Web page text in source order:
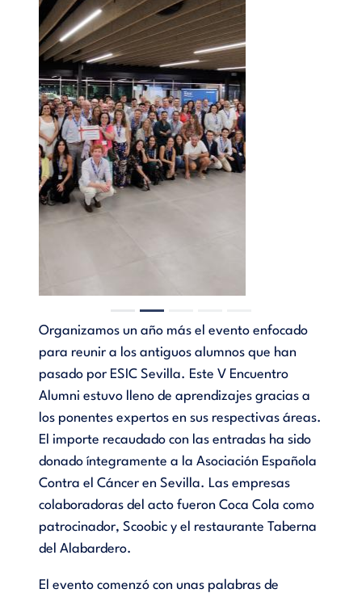
Organizamos un año más el evento enfocado
para reunir a los antiguos alumnos que han
pasado por ESIC Sevilla. Este V Encuentro
Alumni estuvo lleno de aprendizajes gracias a
los ponentes expertos en sus respectivas áreas.
El importe recaudado con las entradas ha sido
donado íntegramente a la Asociación Española
Contra el Cáncer en Sevilla. Las empresas
colaboradoras del acto fueron Coca Cola como
patrocinador, Scoobic y el restaurante Taberna
del Alabardero.
El evento comenzó con unas palabras de